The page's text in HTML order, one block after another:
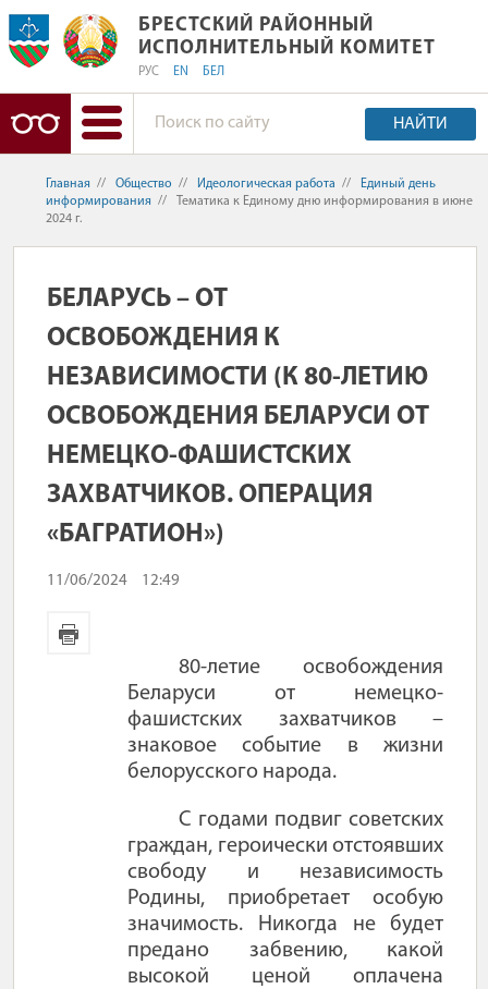
БРЕСТСКИЙ РАЙОННЫЙ
БРЕСТСКИЙ РАЙОННЫЙ
ИСПОЛНИТЕЛЬНЫЙ КОМИТЕТ
РУС EN БЕЛ
НАЙТИ
Главная // Общество // Идеологическая работа //
Единый день
информирования //
Тематика к Единому дню информирования в июне
2024 г.
БЕЛАРУСЬ – ОТ
ОСВОБОЖДЕНИЯ К
НЕЗАВИСИМОСТИ (К 80-ЛЕТИЮ
ОСВОБОЖДЕНИЯ БЕЛАРУСИ ОТ
НЕМЕЦКО-ФАШИСТСКИХ
ЗАХВАТЧИКОВ. ОПЕРАЦИЯ
«БАГРАТИОН»)
11/06/2024 12:49
80-летие освобождения
Беларуси от немецко-
фашистских захватчиков –
знаковое событие в жизни
белорусского народа.
С годами подвиг советских
граждан, героически отстоявших
свободу и независимость
Родины, приобретает особую
значимость. Никогда не будет
предано забвению, какой
высокой ценой оплачена